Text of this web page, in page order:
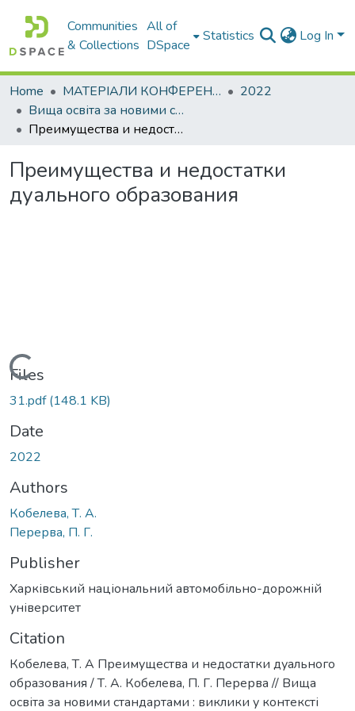
Communities
& Collections
All of
DSpace
Statistics Log In
Home МАТЕРІАЛИ КОНФЕРЕНЦІЙ
2022
Вища освіта за новими стандартами : виклики у контексті діджіталізації та інтеграції в міжнародний освітній простір
Преимущества и недостатки дуального образования
Преимущества и недостатки
дуального образования
Loading...
Files
31.pdf(148.1 KB)
Date
2022
Authors
Кобелева, Т. А.
Перерва, П. Г.
Publisher
Харківський національний автомобільно-дорожній
університет
Citation
Кобелева, Т. А Преимущества и недостатки дуального
образования / Т. А. Кобелева, П. Г. Перерва // Вища
освіта за новими стандартами : виклики у контексті